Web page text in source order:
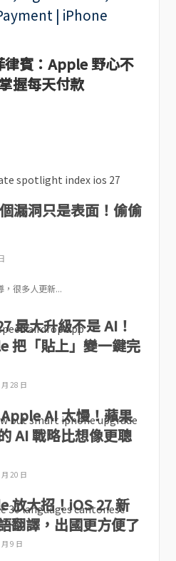
賓：Apple 野心不
握每天付款
漏洞只是表面！偷偷
，很多人更新...
最大升級不是 AI！
把「貼上」變一鍵完
28 日
AI 太慢！蘋果
AI 戰略比想像更聰
20 日
放大招！iOS 27 新
翻譯，出國更方便了
9 日